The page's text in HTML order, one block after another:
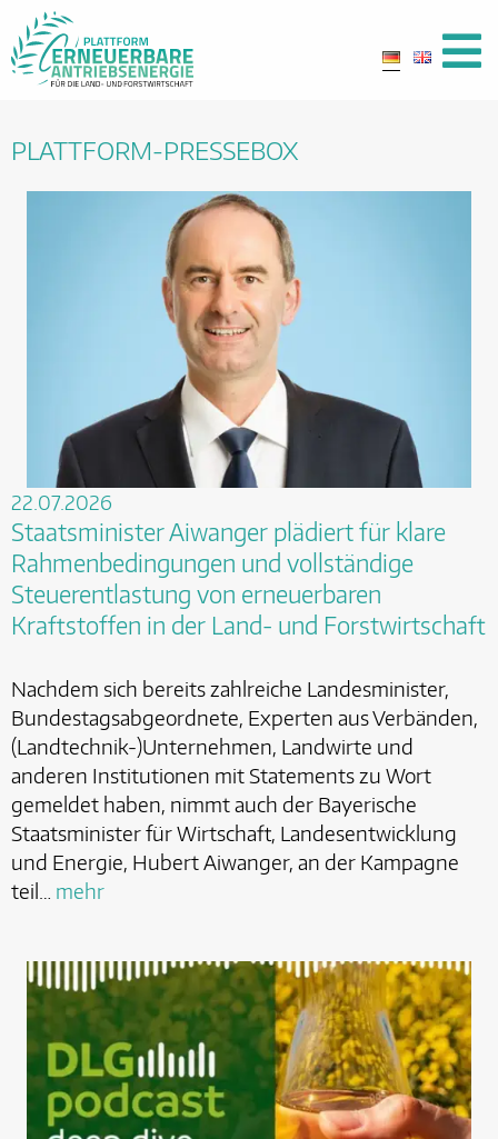
PLATTFORM-PRESSEBOX
22.07.2026
Staatsminister Aiwanger plädiert für klare
Rahmenbedingungen und vollständige
Steuerentlastung von erneuerbaren
Kraftstoffen in der Land- und Forstwirtschaft
Nachdem sich bereits zahlreiche Landesminister,
Bundestagsabgeordnete, Experten aus Verbänden,
(Landtechnik-)Unternehmen, Landwirte und
anderen Institutionen mit Statements zu Wort
gemeldet haben, nimmt auch der Bayerische
Staatsminister für Wirtschaft, Landesentwicklung
und Energie, Hubert Aiwanger, an der Kampagne
teil… mehr